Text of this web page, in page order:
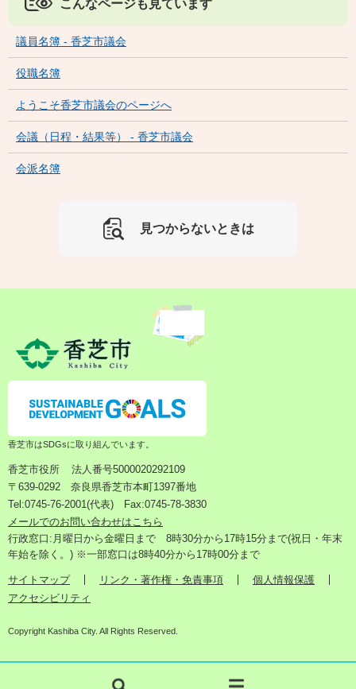
こんなページも見ています
議員名簿 - 香芝市議会
役職名簿
ようこそ香芝市議会のページへ
会議（日程・結果等） - 香芝市議会
会派名簿
見つからないときは
香芝市はSDGsに取り組んでいます。
香芝市役所
法人番号5000020292109
〒639-0292 奈良県香芝市本町1397番地
Tel:0745-76-2001(代表) Fax:0745-78-3830
メールでのお問い合わせはこちら
行政窓口:月曜日から金曜日まで 8時30分から17時15分まで(祝日・年末
年始を除く。) ※一部窓口は8時40分から17時00分まで
サイトマップ リンク・著作権・免責事項
個人情報保護
アクセシビリティ
Copyright Kashiba City. All Rights Reserved.